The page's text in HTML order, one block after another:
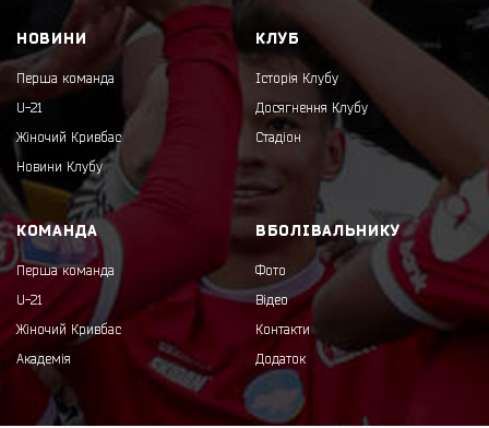
НОВИНИ
Перша команда
U-21
Жіночий Кривбас
Новини Клубу
КЛУБ
Історія Клубу
Досягнення Клубу
Стадіон
КОМАНДА
Перша команда
U-21
Жіночий Кривбас
Академія
ВБОЛІВАЛЬНИКУ
Фото
Відео
Контакти
Додаток